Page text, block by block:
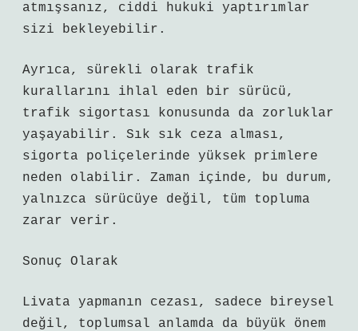
atmışsanız, ciddi hukuki yaptırımlar
sizi bekleyebilir.
Ayrıca, sürekli olarak trafik
kurallarını ihlal eden bir sürücü,
trafik sigortası konusunda da zorluklar
yaşayabilir. Sık sık ceza alması,
sigorta poliçelerinde yüksek primlere
neden olabilir. Zaman içinde, bu durum,
yalnızca sürücüye değil, tüm topluma
zarar verir.
Sonuç Olarak
Livata yapmanın cezası, sadece bireysel
değil, toplumsal anlamda da büyük önem